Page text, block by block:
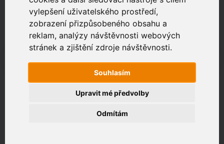
vylepšení uživatelského prostředí,
zobrazení přizpůsobeného obsahu a
reklam, analýzy návštěvnosti webových
stránek a zjištění zdroje návštěvnosti.
Souhlasím
Odmítám
Upravit mé předvolby
Zákaznický portál
Jak rychlé je připojení na vaší adrese?